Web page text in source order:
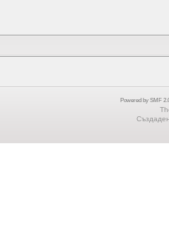
Powered by SMF